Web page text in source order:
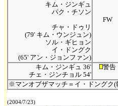
キム・ジンギュ
パク・チソン
チャ・ドゥリ
(79' キム・ウンジュン)
ソル・ギヒョン
イ・ドングク
(65' アン・ジョンファン)
FW
キム・ジンギュ 36'
チェ・ジンチョル 54'
警告
※マンオブザマッチ＝イ・ドングク(
(2004/7/23)